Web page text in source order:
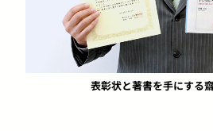
表彰状と著書を手にする